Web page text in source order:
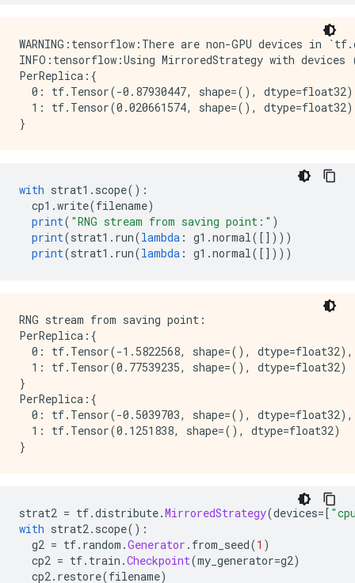
WARNING:tensorflow:There are non-GPU devices
INFO:tensorflow:Using MirroredStrategy with
PerReplica:{
0: tf.Tensor(-0.87930447, shape=(),
  1: tf.Tensor(0.020661574, shape=(), dtype=float32)
with strat1 . scope():
cp1 .write(filename)
print( "RNG stream from saving point:" )
print(strat1 . run(lambda : g1 .normal([])))
print(strat1 . run(lambda : g1 .normal([])))
RNG stream from saving point:
PerReplica:{
  0: tf.Tensor(-1.5822568, shape=(), dtype=float32),
  1: tf.Tensor(0.77539235, shape=(), dtype=float32)
}
PerReplica:{
  0: tf.Tensor(-0.5039703, shape=(), dtype=float32),
  1: tf.Tensor(0.1251838, shape=(), dtype=float32)
strat2 = tf.distribute.MirroredStrategy(devices=[
with strat2. scope():
g2 = tf. random .Generator . from_seed(1 )
cp2 = tf. train .Checkpoint(my_generator=g2)
cp2. restore(filename)